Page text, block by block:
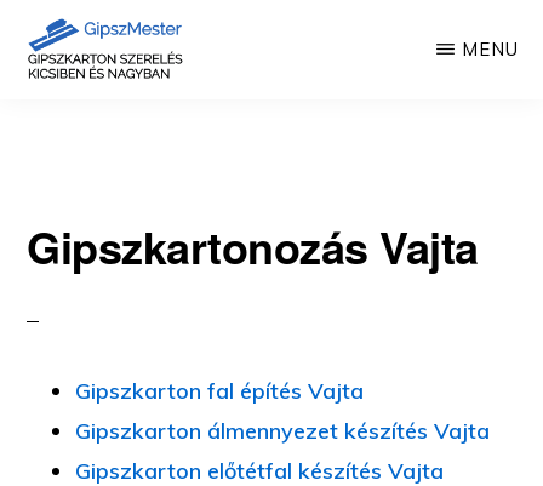
MENU
Gipszkartonozás Vajta
Gipszkarton fal építés Vajta
Gipszkarton álmennyezet készítés Vajta
Gipszkarton előtétfal készítés Vajta